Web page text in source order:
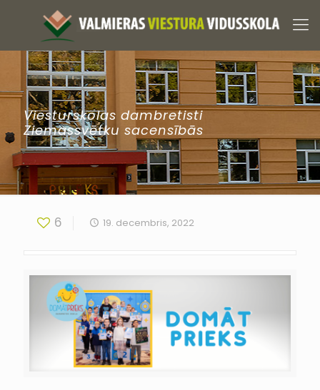
Viesturskolas dambretisti
Ziemassvētku sacensībās
6 19. decembris, 2022